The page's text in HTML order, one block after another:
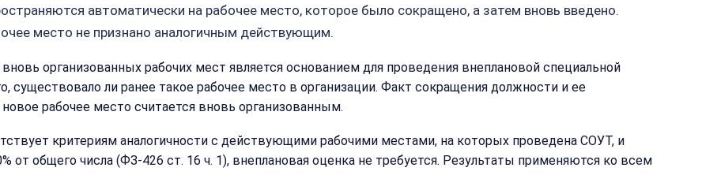
автоматически на рабочее место, которое было сокращено, а затем вновь введено.
место не признано аналогичным действующим.
организованных рабочих мест является основанием для проведения внеплановой специальной
существовало ли ранее такое рабочее место в организации. Факт сокращения должности и ее
рабочее место считается вновь организованным.
критериям аналогичности с действующими рабочими местами, на которых проведена СОУТ, и
от общего числа (ФЗ-426 ст. 16 ч. 1), внеплановая оценка не требуется. Результаты применяются ко всем